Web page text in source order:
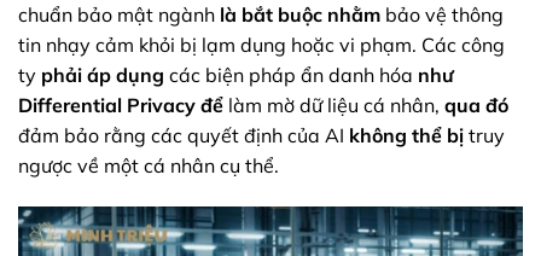
chuẩn bảo mật ngành là bắt buộc nhằm bảo vệ thông
tin nhạy cảm khỏi bị lạm dụng hoặc vi phạm. Các công
ty phải áp dụng các biện pháp ẩn danh hóa như
Differential Privacy để làm mờ dữ liệu cá nhân, qua đó
đảm bảo rằng các quyết định của AI không thể bị truy
ngược về một cá nhân cụ thể.